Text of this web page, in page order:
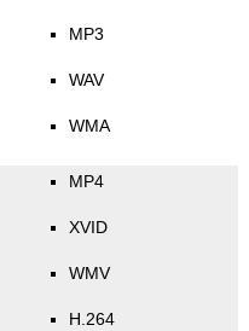
MP3
WAV
WMA
MP4
XVID
WMV
H.264